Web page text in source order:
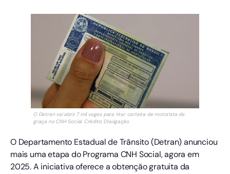
O Detran vai abrir 7 mil vagas para tirar carteira de motorista de
graça no CNH Social. Crédito: Divulgação
O Departamento Estadual de Trânsito (Detran) anunciou
mais uma etapa do Programa CNH Social, agora em
2025. A iniciativa oferece a obtenção gratuita da